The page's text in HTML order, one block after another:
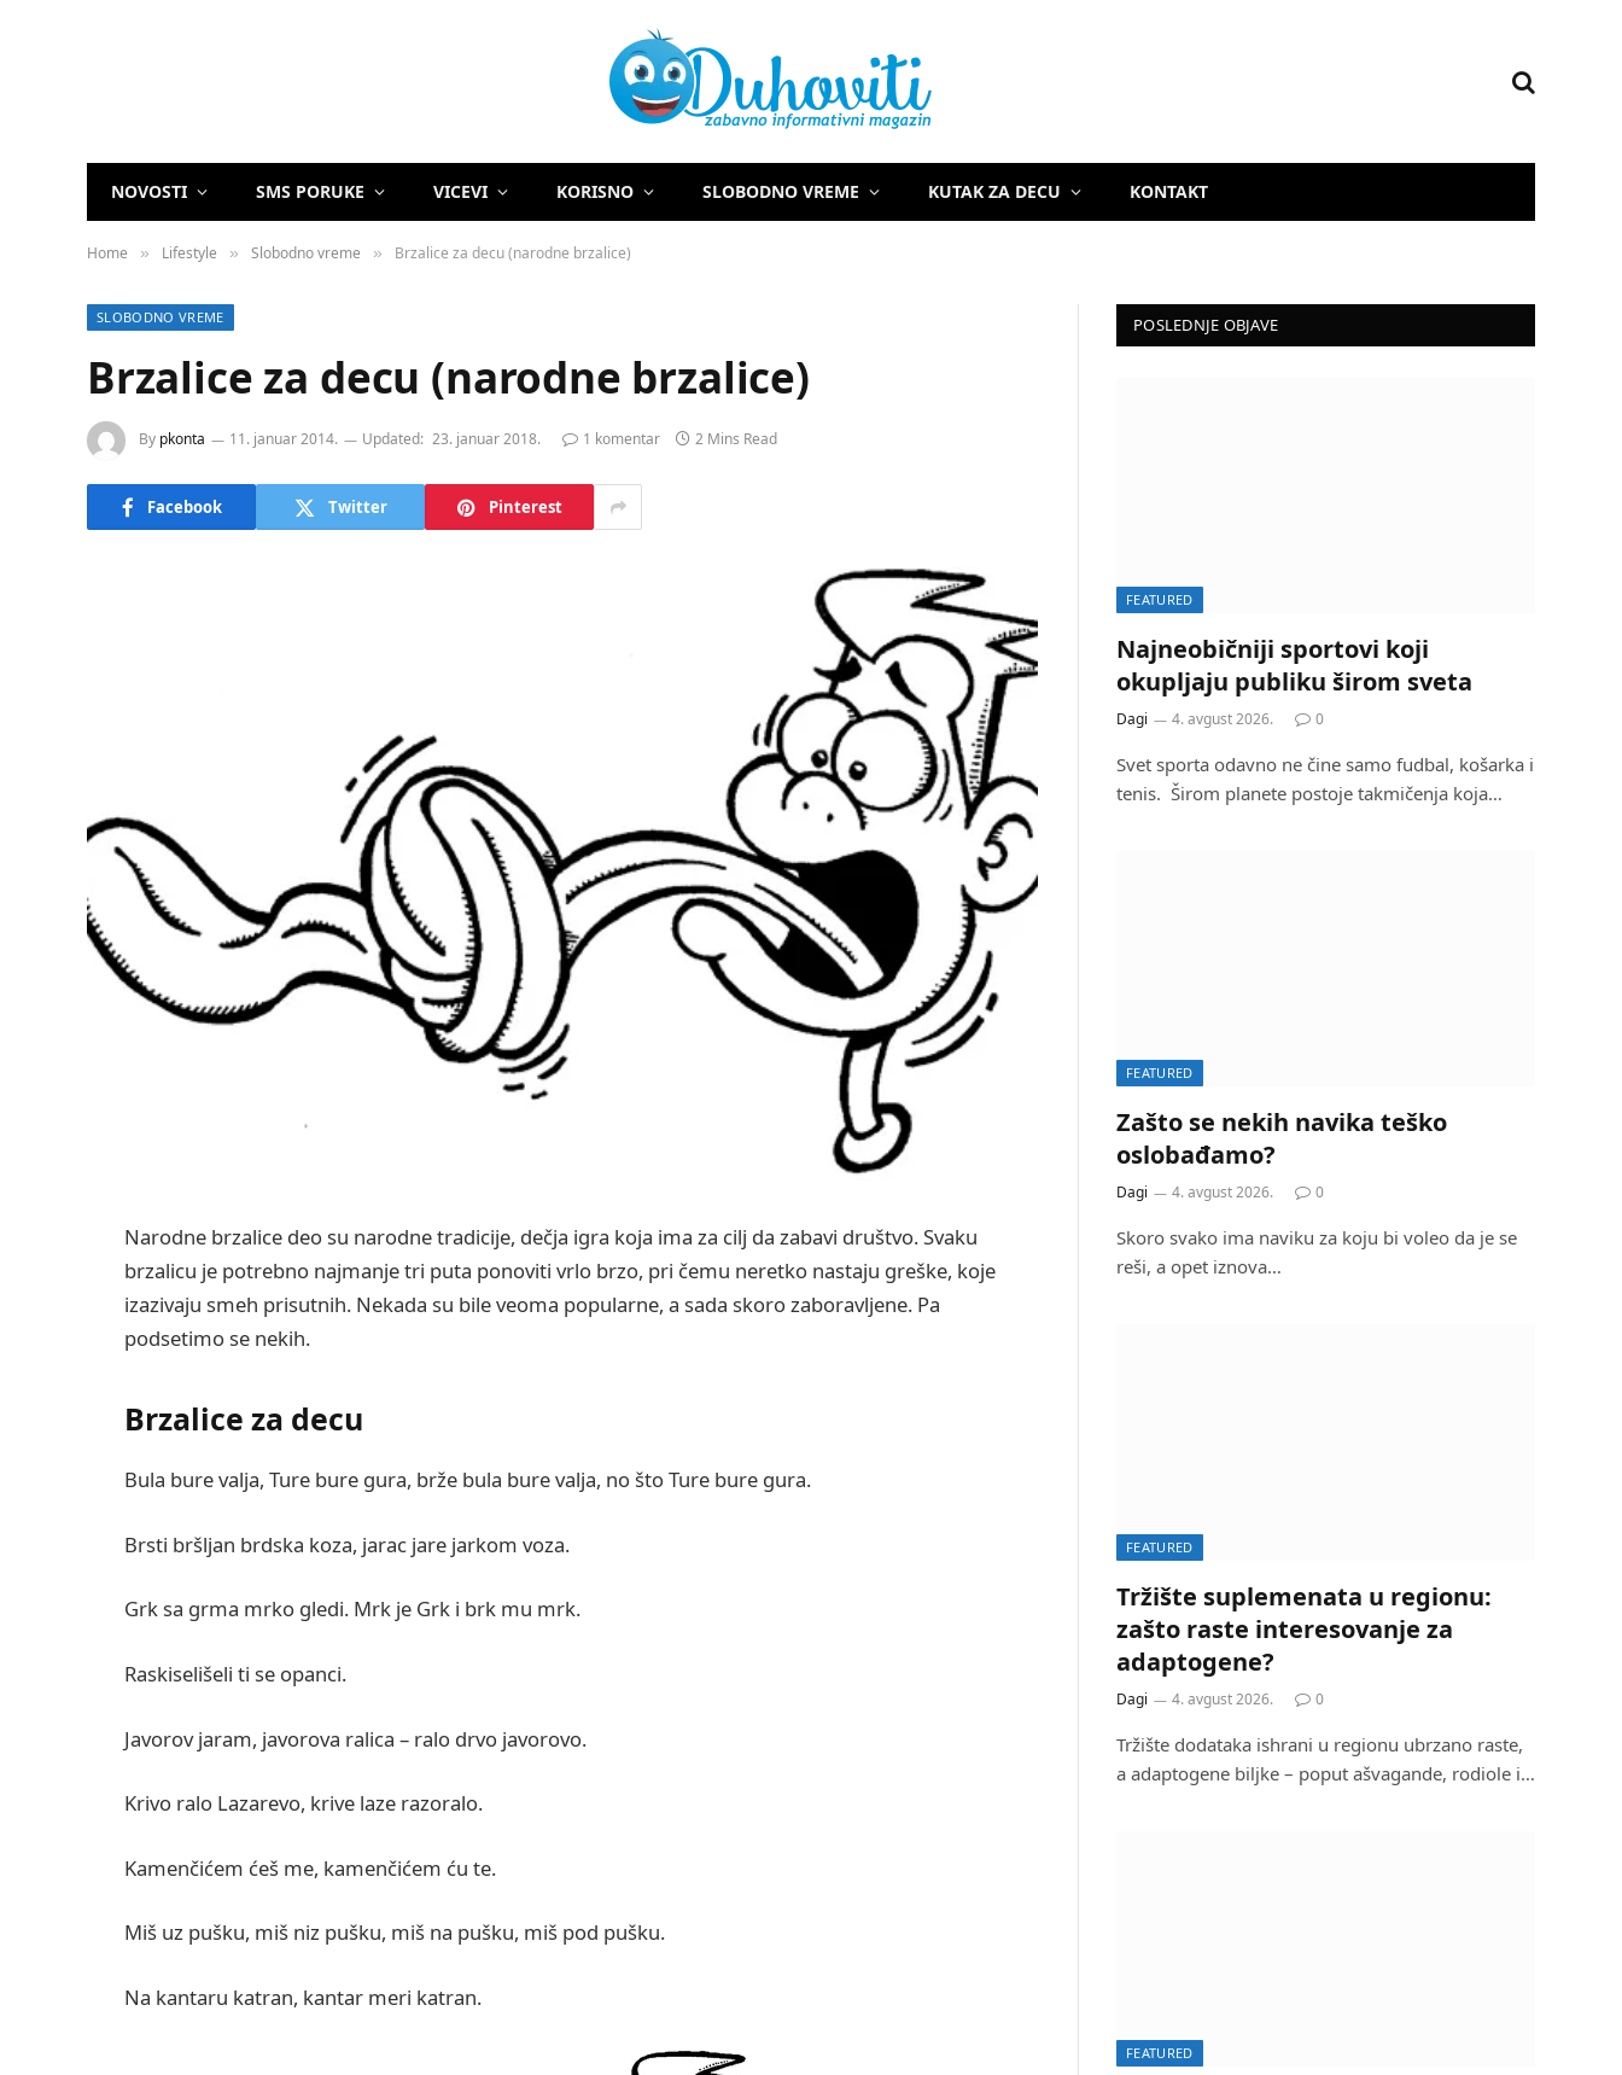
NOVOSTI SMS PORUKE VICEVI KORISNO SLOBODNO VREME KUTAK ZA DECU KONTAKT
Home » Lifestyle » Slobodno vreme » Brzalice za decu (narodne brzalice)
SLOBODNO VREME
Brzalice za decu (narodne brzalice)
By pkonta 11. januar 2014. Updated: 23. januar 2018. 1 komentar 2 Mins Read
Facebook Twitter Pinterest
Narodne brzalice deo su narodne tradicije, dečja igra koja ima za cilj da zabavi društvo. Svaku
brzalicu je potrebno najmanje tri puta ponoviti vrlo brzo, pri čemu neretko nastaju greške, koje
izazivaju smeh prisutnih. Nekada su bile veoma popularne, a sada skoro zaboravljene. Pa
podsetimo se nekih.
Brzalice za decu
Bula bure valja, Ture bure gura, brže bula bure valja, no što Ture bure gura.
Brsti bršljan brdska koza, jarac jare jarkom voza.
Grk sa grma mrko gledi. Mrk je Grk i brk mu mrk.
Raskiselišeli ti se opanci.
Javorov jaram, javorova ralica – ralo drvo javorovo.
Krivo ralo Lazarevo, krive laze razoralo.
Kamenčićem ćeš me, kamenčićem ću te.
Miš uz pušku, miš niz pušku, miš na pušku, miš pod pušku.
Na kantaru katran, kantar meri katran.
POSLEDNJE OBJAVE
FEATURED
Najneobičniji sportovi koji
okupljaju publiku širom sveta
Dagi 4. avgust 2026. 0
Svet sporta odavno ne čine samo fudbal, košarka i
tenis. Širom planete postoje takmičenja koja…
FEATURED
Zašto se nekih navika teško
oslobađamo?
Dagi 4. avgust 2026. 0
Skoro svako ima naviku za koju bi voleo da je se
reši, a opet iznova…
FEATURED
Tržište suplemenata u regionu:
zašto raste interesovanje za
adaptogene?
Dagi 4. avgust 2026. 0
Tržište dodataka ishrani u regionu ubrzano raste,
a adaptogene biljke – poput ašvagande, rodiole i…
FEATURED